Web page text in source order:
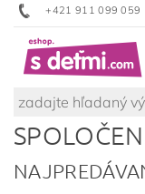
+421 911 099 059